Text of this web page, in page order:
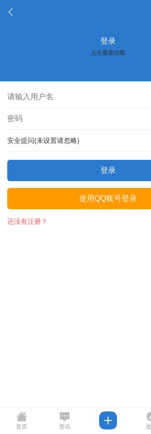
登录
点击重新加载
安全提问(未设置请忽略)
登录
使用QQ账号登录
还没有注册？
首页 资讯